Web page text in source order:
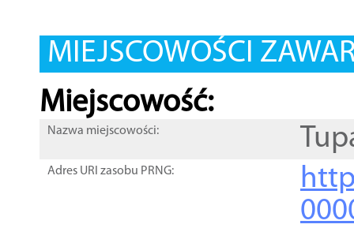
MIEJSCOWOŚCI
Miejscowość:
Nazwa miejscowości:
Adres URI zasobu PRNG: